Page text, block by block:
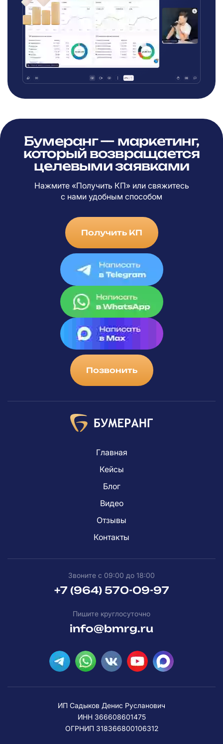
Бумеранг — маркетинг,
который возвращается
целевыми заявками
Нажмите «Получить КП» или свяжитесь
с нами удобным способом
Получить КП
Позвонить
Главная
Кейсы
Блог
Видео
Отзывы
Контакты
Звоните с 09:00 до 18:00
+7 (964) 570-09-97
Пишите круглосуточно
info@bmrg.ru
ИП Садыков Денис Русланович
ИНН 366608601475
ОГРНИП 318366800106312